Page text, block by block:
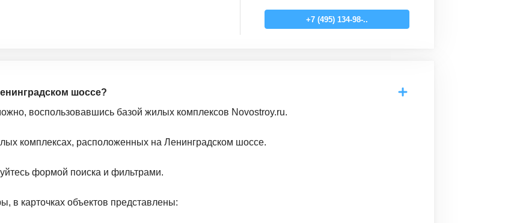
+7 (495) 134-98-..
шоссе?
воспользовавшись базой жилых комплексов Novostroy.ru.
комплексах, расположенных на Ленинградском шоссе.
формой поиска и фильтрами.
в карточках объектов представлены: